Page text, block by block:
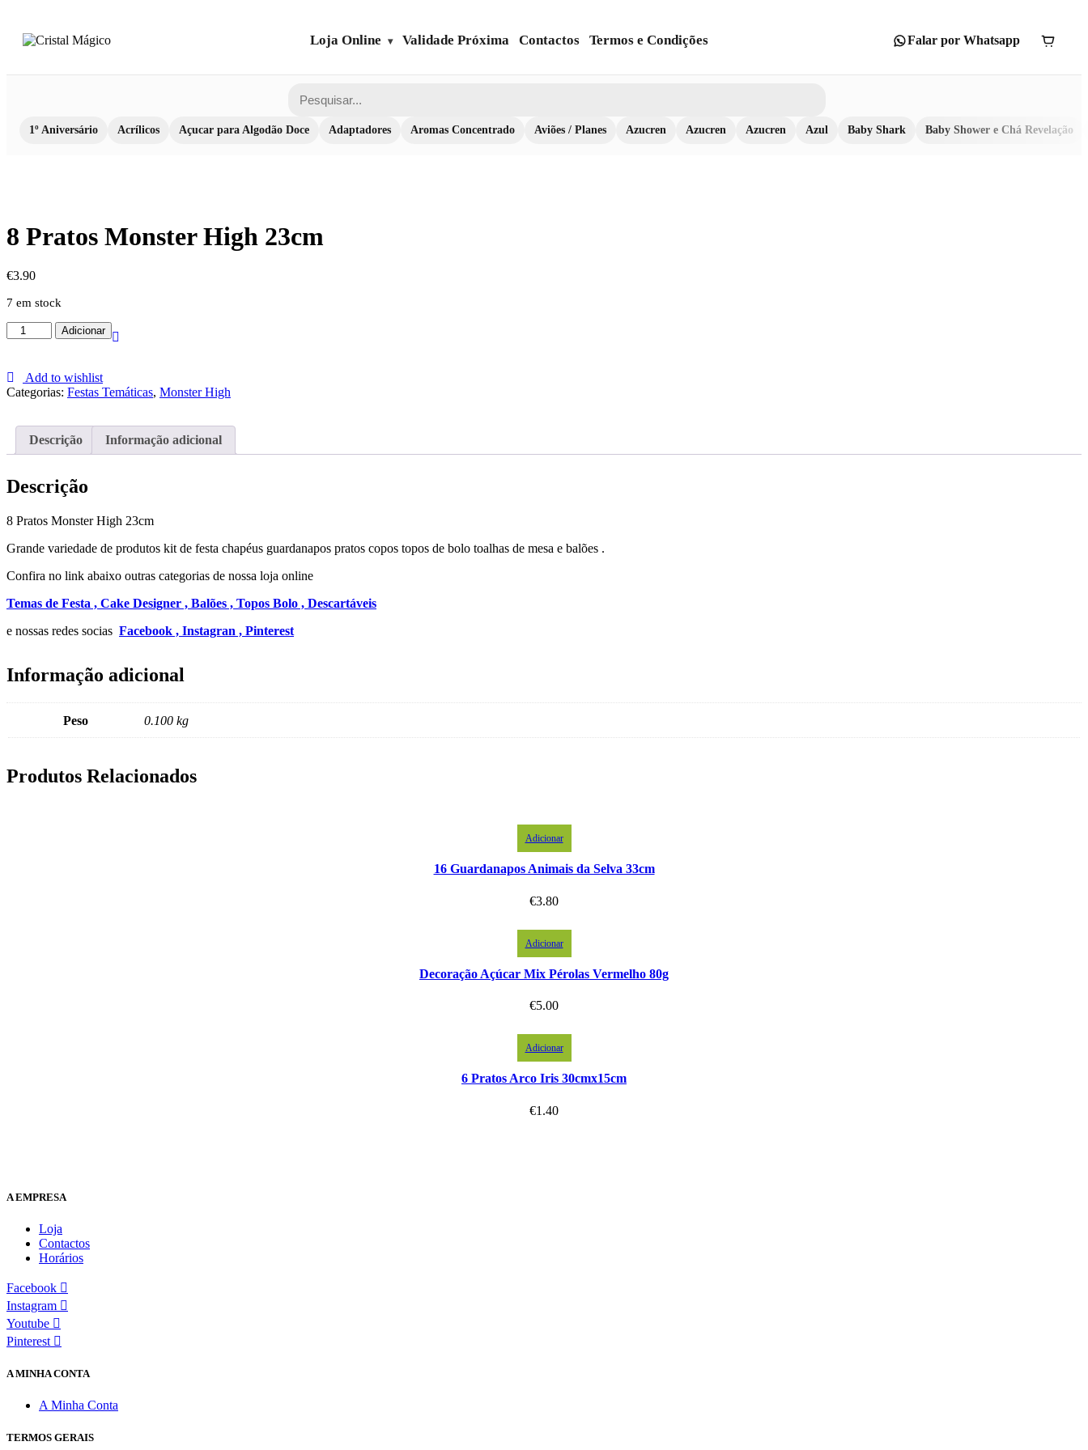
Loja Online Validade Próxima Contactos Termos e Condições Falar por Whatsapp
1º Aniversário Acrílicos Açucar para Algodão Doce Adaptadores Aromas Concentrado Aviões / Planes Azucren Azucren Azucren Azul Baby Shark Baby Shower e Chá Revelação
8 Pratos Monster High 23cm
€3.90
7 em stock
Quantidade
de
Pratos
Monster
High
Adicionar
Add to wishlist
Categorias: Festas Temáticas, Monster High
Descrição Informação adicional
Descrição
8 Pratos Monster High 23cm
Grande variedade de produtos kit de festa chapéus guardanapos pratos copos topos de bolo toalhas de mesa e balões .
Confira no link abaixo outras categorias de nossa loja online
Temas de Festa , Cake Designer , Balões , Topos Bolo , Descartáveis
e nossas redes socias Facebook , Instagran , Pinterest
Informação adicional
Peso 0.100 kg
Produtos Relacionados
Adicionar
16 Guardanapos Animais da Selva 33cm
€3.80
Adicionar
Decoração Açúcar Mix Pérolas Vermelho 80g
€5.00
Adicionar
6 Pratos Arco Iris 30cmx15cm
€1.40
A EMPRESA
Loja
Contactos
Horários
Facebook
Instagram
Youtube
Pinterest
A MINHA CONTA
A Minha Conta
TERMOS GERAIS